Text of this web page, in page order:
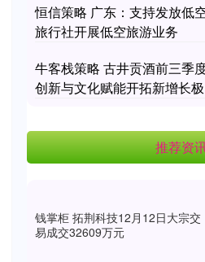
恒信策略 广东：支持发放低
旅行社开展低空旅游业务
牛客栈策略 古井贡酒前三季
创新与文化赋能开拓新增长极
推荐资
钱掌柜 拓荆科技12月12日大宗交
易成交32609万元